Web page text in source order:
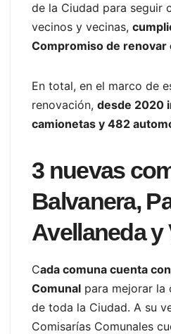
de la Ciudad para seguir
vecinos y vecinas,
Compromiso de renovar
En total, en el marco de
renovación, desde 2020
camionetas y 482
3 nuevas
Balvanera,
Avellaneda y
Cada comuna cuenta
Comunal para mejorar
de toda la Ciudad. A su
Comisarías Comunales